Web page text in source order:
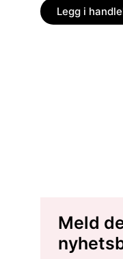
Legg i
Meld